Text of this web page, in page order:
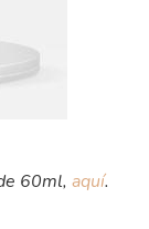
60ml,aquí.